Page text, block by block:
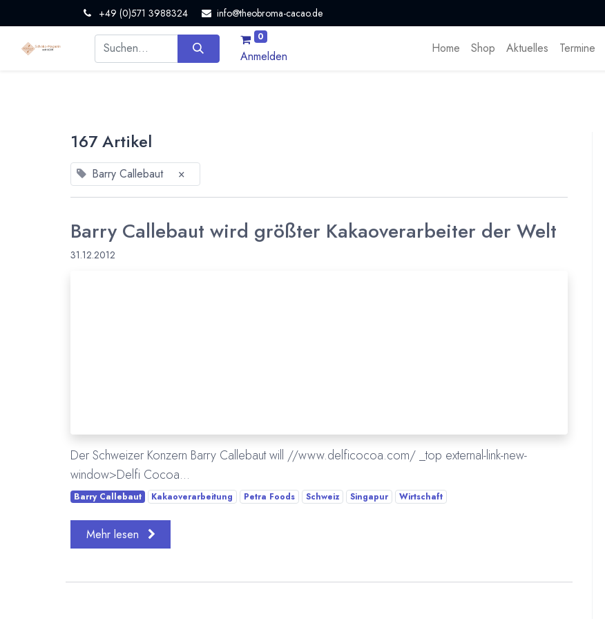
+49 (0)571 3988324 info@theobroma-cacao.de
0
Anmelden
Home Shop Aktuelles Termine
167 Artikel
Barry Callebaut ×
Barry Callebaut wird größter Kakaoverarbeiter der Welt
31.12.2012
Der Schweizer Konzern Barry Callebaut will //www.delficocoa.com/ _top external-link-new-
window>Delfi Cocoa...
Barry Callebaut Kakaoverarbeitung Petra Foods Schweiz Singapur Wirtschaft
Mehr lesen